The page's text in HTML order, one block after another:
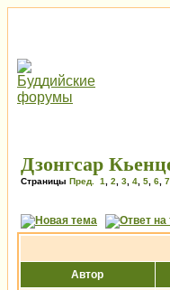
Дзонгсар
Страницы Пред. 1 2 3 4 5 6 7
Автор